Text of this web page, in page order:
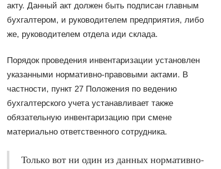
акту. Данный акт должен быть подписан главным
бухгалтером, и руководителем предприятия, либо
же, руководителем отдела иди склада.
Порядок проведения инвентаризации установлен
указанными нормативно-правовыми актами. В
частности, пункт 27 Положения по ведению
бухгалтерского учета устанавливает также
обязательную инвентаризацию при смене
материально ответственного сотрудника.
Только вот ни один из данных нормативно-